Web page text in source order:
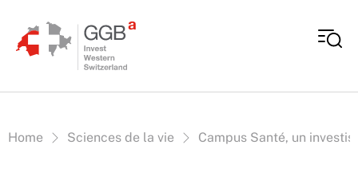
Vous êtes ici:
Home Sciences de la vie Campus Santé, un